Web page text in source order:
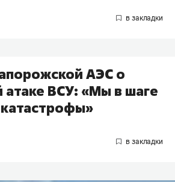
АЭС о
ВСУ: «Мы в шаге